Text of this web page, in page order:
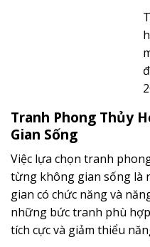
Tranh Phong Thủy
Gian Sống
Việc lựa chọn tranh
từng không gian sống là
gian có chức năng và
những bức tranh phù
tích cực và giảm thiểu